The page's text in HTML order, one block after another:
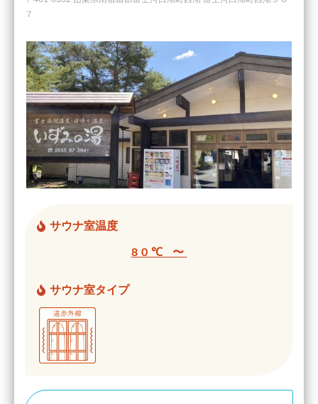
７
サウナ室温度
80℃ 〜
サウナ室タイプ